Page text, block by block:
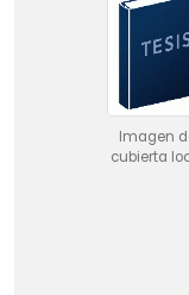
Imagen
cubierta